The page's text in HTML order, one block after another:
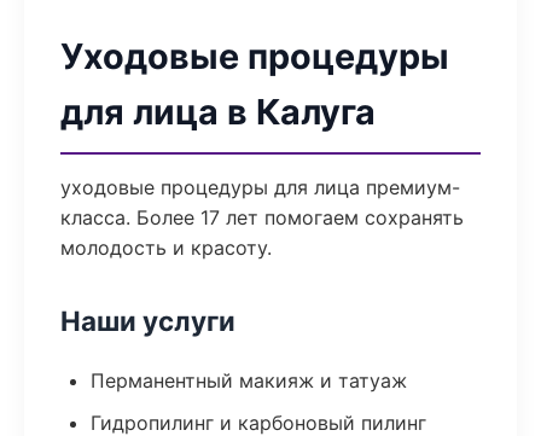
Уходовые процедуры
для лица в Калуга
уходовые процедуры для лица премиум-
класса. Более 17 лет помогаем сохранять
молодость и красоту.
Наши услуги
Перманентный макияж и татуаж
Гидропилинг и карбоновый пилинг